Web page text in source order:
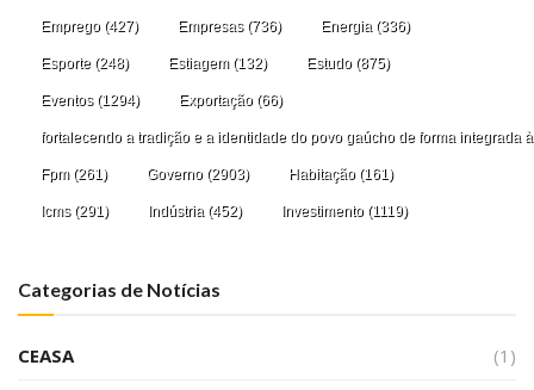
Emprego(427) Empresas(736) Energia (336)
Esporte (248) Estiagem(132) Estudo(875)
Eventos(1294) Exportação(66)
fortalecendo a tradição e a identidade do povo gaúcho de forma
Fpm(261) Governo(2903) Habitação(161)
Icms(291) Indústria (452) Investimento(1119)
Categorias de Notícias
CEASA
(1)